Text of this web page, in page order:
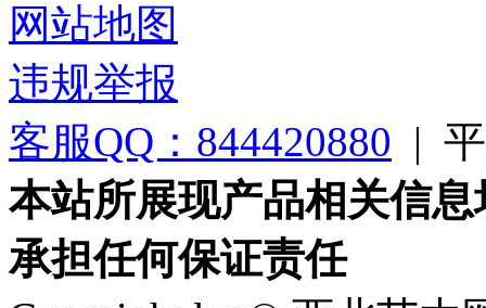
网站地图
违规举报
客服QQ：844420880 |
本站所展现产品相关信
承担任何保证责任